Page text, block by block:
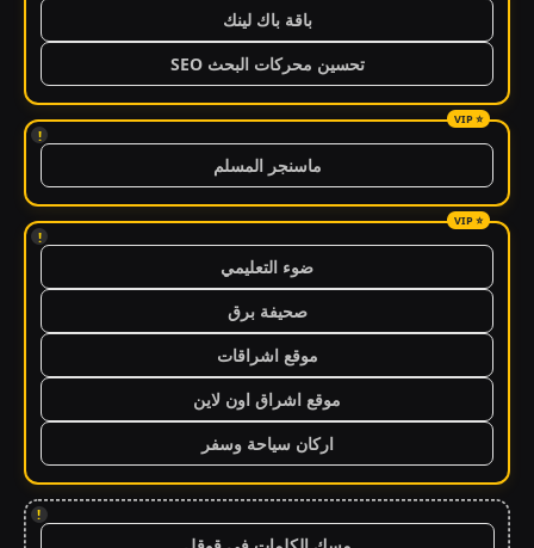
باقة باك لينك
تحسين محركات البحث SEO
!
ماسنجر المسلم
!
ضوء التعليمي
صحيفة برق
موقع اشراقات
موقع اشراق اون لاين
اركان سياحة وسفر
!